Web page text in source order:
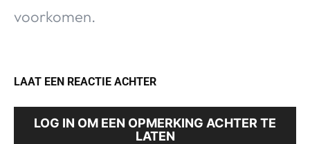
voorkomen.
LAAT EEN REACTIE ACHTER
LOG IN OM EEN OPMERKING ACHTER TE
LATEN